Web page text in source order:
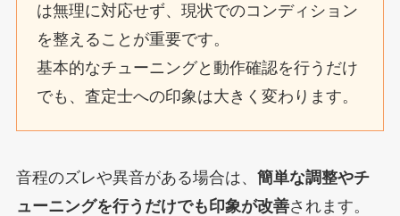
は無理に対応せず、現状でのコンディション
を整えることが重要です。
基本的なチューニングと動作確認を行うだけ
でも、査定士への印象は大きく変わります。
音程のズレや異音がある場合は、 簡単な調整やチ
ューニングを行うだけでも印象が改善されます。